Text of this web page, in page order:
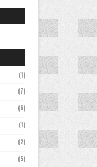
(1)
(7)
(6)
(1)
(2)
(5)